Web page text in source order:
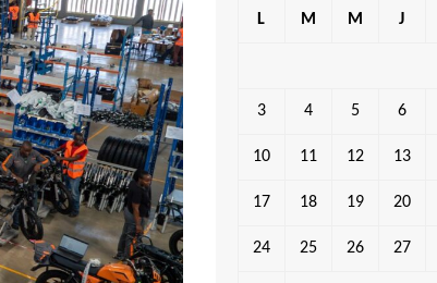
L M M J
3 4 5 6
10 11 12 13
17 18 19 20
24 25 26 27